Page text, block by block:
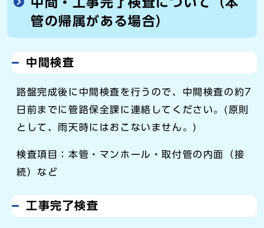
管の帰属がある場合）
中間検査
路盤完成後に中間検査を行うので、中間検査の約7
日前までに管路保全課に連絡してください。(原則
として、雨天時にはおこないません。)
検査項目：本管・マンホール・取付管の内面（接
続）など
工事完了検査